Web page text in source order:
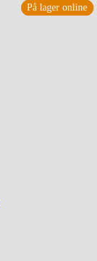
På lager online
På lager online
På lager online
På lager online